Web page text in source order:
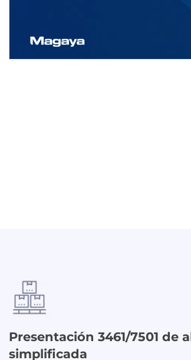
Presentación 3461/7501 de
simplificada